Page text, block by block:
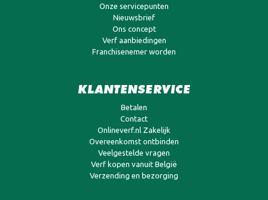
Onze servicepunten
Nieuwsbrief
Ons concept
Verf aanbiedingen
Franchisenemer worden
KLANTENSERVICE
Betalen
Contact
Onlineverf.nl Zakelijk
Overeenkomst ontbinden
Veelgestelde vragen
Verf kopen vanuit België
Verzending en bezorging